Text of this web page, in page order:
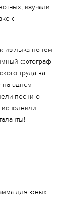
изучали
с
из лыка по тем
фотограф
труда на
на одном
песни о
исполнили
для юных